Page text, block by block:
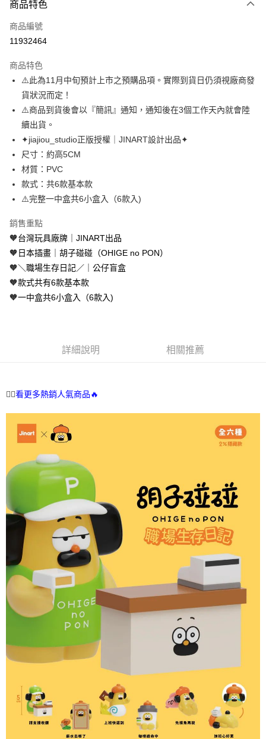
信用卡一次付款
超商取貨付款
Apple Pay
街口支付
悠遊付
AFTEE先享後付
相關說明
【關於「AFTEE先享後付」】
AFTEE先享後付是「在收到商品之後才付款」的支付方式。 讓您購物簡單
１．簡單：不需註冊會員、不需綁卡、不需儲值。
３．安心：先確認商品／服務後，再付款。
１．於結帳方式選擇「AFTEE先享後付」後，將跳轉至「AFTEE先享後付」
結帳頁面，進行簡訊認證並確認金額後，即可完成結帳。
２．訂單成立數日內，您將收到繳費通知簡訊。
３．收到繳費通知簡訊後14天內，點擊此簡訊中的連結，可透過四大超商／
ATM／網路銀行／等多元方式進行付款，方視為交易完成。
是否繳費成功／繳費後需取消欲退款等相關疑問，請聯繫「AFTEE先享後付
１．透過由恩沛科技股份有限公司提供之「AFTEE先享後付」服務完成之交
２．關於個人資料處理事宜，請瀏覽以下網址：
https://aftee.tw/terms/#terms3
３．未成年的使用者請事先徵得法定代理人或監護人之同意方可使用
「AFTEE先享後付」，若未經同意申辦者引起之損失，本公司不負相關責
任。
４．使用「AFTEE先享後付」時，將依據個別帳號之用戶狀況，依本公司即
時審查核予不同之上限額度；若仍有額度不足之情形，本公司將視審查結果
請求用戶進行身份認證。
５．嚴禁一人註冊多個帳號或使用他人資訊註冊。若發現惡意使用之情形，
恩沛科技股份有限公司將有權停止該用戶之使用額度並採取法律行動。
ATM付款
全家取貨付款
每筆NT$70，滿NT$699(含以上)免運費
付款後全家取貨
每筆NT$70，滿NT$699(含以上)免運費
7-11取貨付款
每筆NT$80，滿NT$899(含以上)免運費
商品特色
商品編號
11932464
商品特色
⚠️此為11月中旬預計上市之預購品項。實際到貨日仍須視廠商發
貨狀況而定！
⚠️商品到貨後會以『簡訊』通知，通知後在3個工作天內就會陸
續出貨。
✦jiajiou_studio正版授權｜JINART設計出品✦
尺寸：約高5CM
材質：PVC
款式：共6款基本款
⚠️完整一中盒共6小盒入（6款入)
銷售重點
🧡台灣玩具廠牌｜JINART出品
🧡日本插畫｜胡子碰碰（OHIGE no PON）
🧡＼職場生存日記／｜公仔盲盒
🧡款式共有6款基本款
🧡一中盒共6小盒入（6款入)
詳細說明 相關推薦
👉🏻看更多熱銷人氣商品🔥